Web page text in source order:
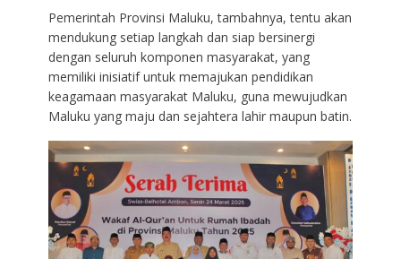
Pemerintah Provinsi Maluku, tambahnya, tentu akan
mendukung setiap langkah dan siap bersinergi
dengan seluruh komponen masyarakat, yang
memiliki inisiatif untuk memajukan pendidikan
keagamaan masyarakat Maluku, guna mewujudkan
Maluku yang maju dan sejahtera lahir maupun batin.